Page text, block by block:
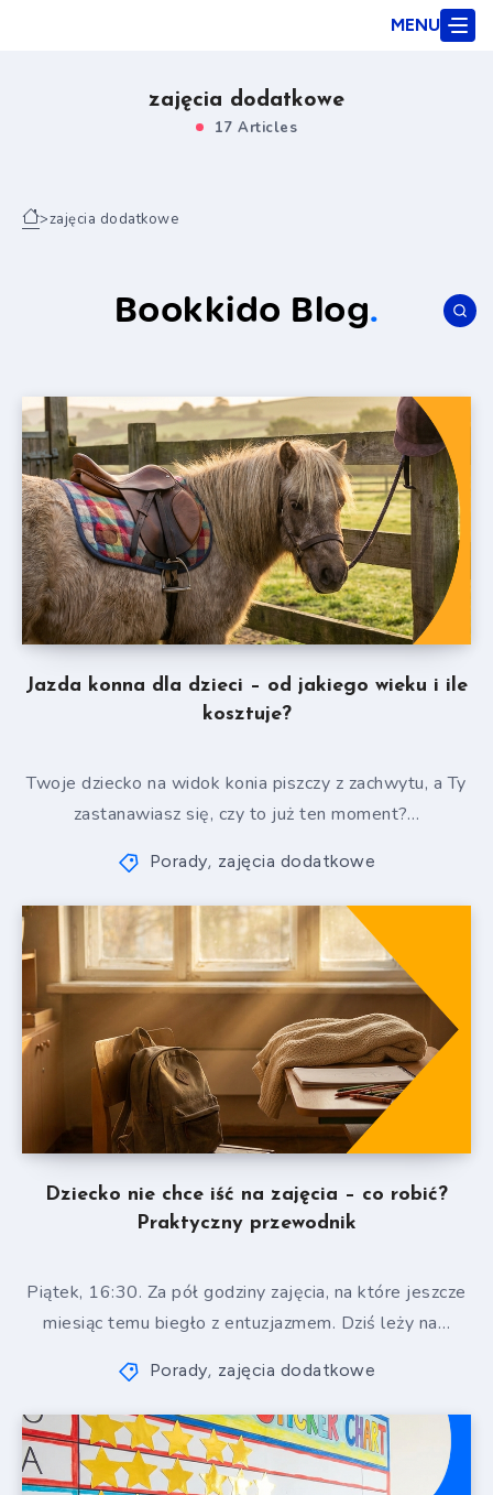
MENU
zajęcia dodatkowe
17 Articles
>zajęcia dodatkowe
Bookkido Blog.
Jazda konna dla dzieci – od jakiego wieku i ile
kosztuje?
Twoje dziecko na widok konia piszczy z zachwytu, a Ty
zastanawiasz się, czy to już ten moment?…
Porady, zajęcia dodatkowe
Dziecko nie chce iść na zajęcia – co robić?
Praktyczny przewodnik
Piątek, 16:30. Za pół godziny zajęcia, na które jeszcze
miesiąc temu biegło z entuzjazmem. Dziś leży na…
Porady, zajęcia dodatkowe